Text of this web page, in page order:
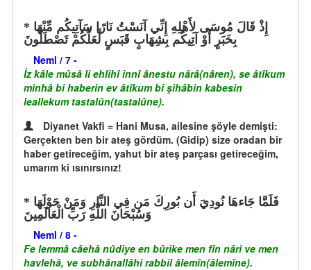
بِخَبَرٍ أَوْ آتِيكُم بِشِهَابٍ قَبَسٍ لَّعَلَّكُمْ تَصْطَلُونَ
Neml / 7 -
İz kâle mûsâ li ehlihî innî ânestu nârâ(nâren), se âtîkum
minhâ bi haberin ev âtîkum bi şihâbin kabesin
leallekum tastalûn(tastalûne).
Diyanet Vakfi = Hani Musa, ailesine şöyle demişti:
Gerçekten ben bir ateş gördüm. (Gidip) size oradan bir
haber getireceğim, yahut bir ateş parçası getireceğim,
umarım ki ısınırsınız!
وَسُبْحَانَ اللَّهِ رَبِّ الْعَالَمِينَ
Neml / 8 -
Fe lemmâ câehâ nûdiye en bûrike men fîn nâri ve men
havlehâ, ve subhânallâhi rabbil âlemîn(âlemîne).